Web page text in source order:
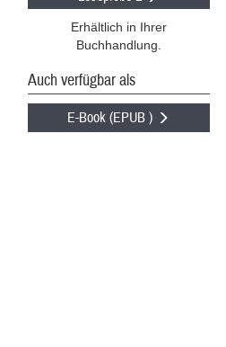
Erhältlich in Ihrer
Buchhandlung.
Auch verfügbar als
E-Book (EPUB )